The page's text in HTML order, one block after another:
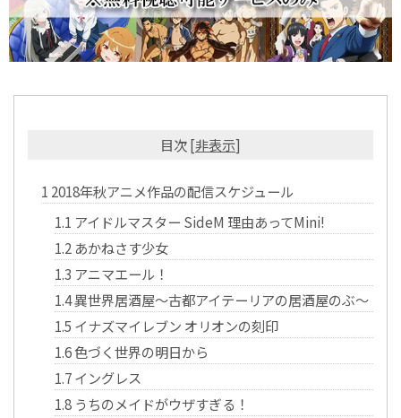
目次[非表示]
1 2018年秋アニメ作品の配信スケジュール
1.1 アイドルマスター SideM 理由あってMini!
1.2 あかねさす少女
1.3 アニマエール！
1.4異世界居酒屋～古都アイテーリアの居酒屋のぶ～
1.5 イナズマイレブン オリオンの刻印
1.6色づく世界の明日から
1.7イングレス
1.8 うちのメイドがウザすぎる！